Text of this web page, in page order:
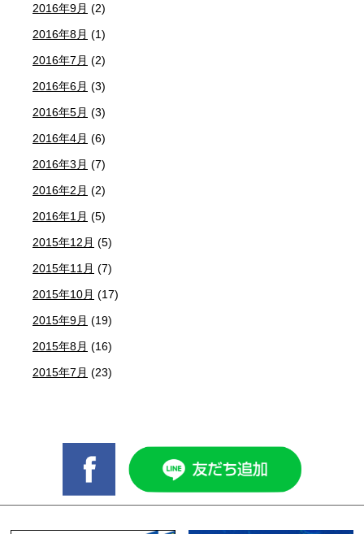
2016年9月 (2)
2016年8月 (1)
2016年7月 (2)
2016年6月 (3)
2016年5月 (3)
2016年4月 (6)
2016年3月 (7)
2016年2月 (2)
2016年1月 (5)
2015年12月 (5)
2015年11月 (7)
2015年10月 (17)
2015年9月 (19)
2015年8月 (16)
2015年7月 (23)